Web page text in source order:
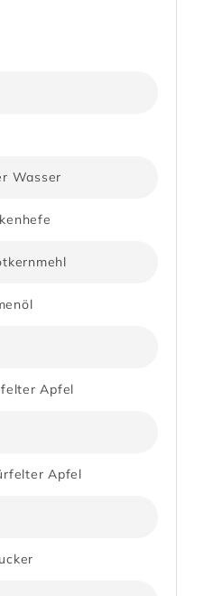
Wasser
Apfel
Apfel